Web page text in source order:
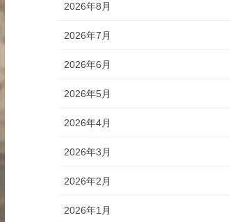
2026年8月
2026年7月
2026年6月
2026年5月
2026年4月
2026年3月
2026年2月
2026年1月